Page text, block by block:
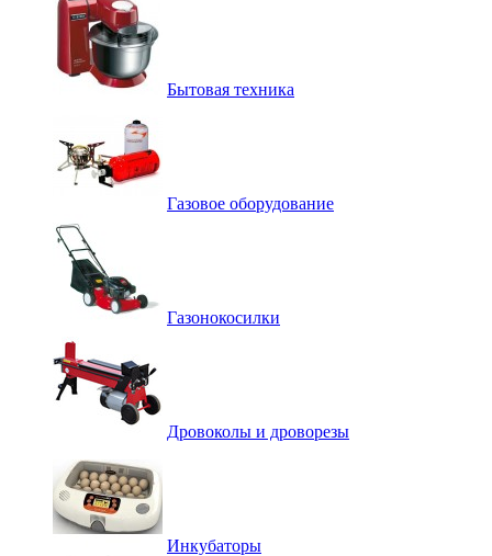
Бытовая техника
Газовое оборудование
Газонокосилки
Дровоколы и дроворезы
Инкубаторы